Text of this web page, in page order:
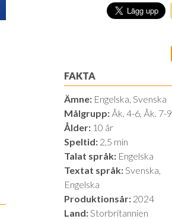
FAKTA
Ämne: Engelska, Svenska
Målgrupp: Åk. 4-6, Åk. 7-9
Ålder: 10 år
Speltid: 2,5 min
Talat språk: Engelska
Textat språk:Svenska,
Engelska
Produktionsår: 2024
Land:Storbritannien